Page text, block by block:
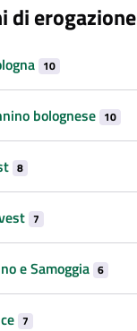
di erogazione
10
bolognese 10
8
7
e Samoggia 6
7